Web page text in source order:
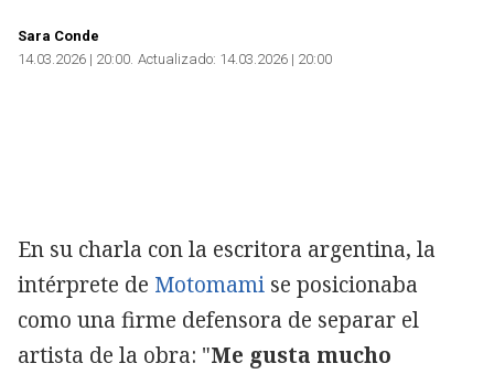
Sara Conde
14.03.2026 | 20:00 Actualizado: 14.03.2026 | 20:00
En su charla con la escritora argentina, la
intérprete de Motomami se posicionaba
como una firme defensora de separar el
artista de la obra: "Me gusta mucho